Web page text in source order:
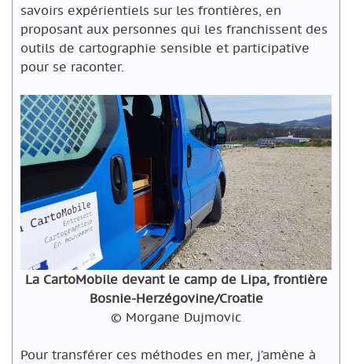
savoirs expérientiels sur les frontières, en
proposant aux personnes qui les franchissent des
outils de cartographie sensible et participative
pour se raconter.
La CartoMobile devant le camp de Lipa, frontière
Bosnie-Herzégovine/Croatie
© Morgane Dujmovic
Pour transférer ces méthodes en mer, j’amène à